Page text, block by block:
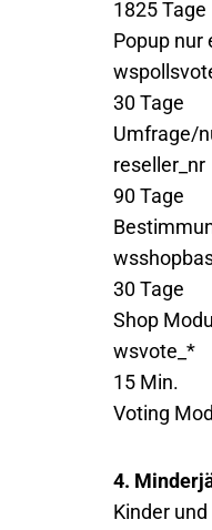
1825 Tage
Popup nur
30 Tage
Umfrage/
reseller_nr
90 Tage
30 Tage
Shop
wsvote_*
15 Min.
Voting
4.
Kinder